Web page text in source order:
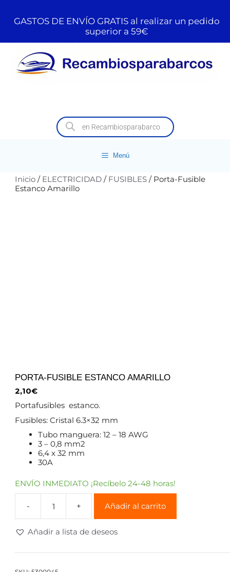
GASTOS DE ENVÍO GRATIS al realizar un pedido
superior a 59€
Menú
Inicio / ELECTRICIDAD / FUSIBLES / Porta-Fusible
Estanco Amarillo
PORTA-FUSIBLE ESTANCO AMARILLO
2,10€
Portafusibles estanco.
Fusibles: Cristal 6.3×32 mm
Tubo manguera: 12 – 18 AWG
3 – 0,8 mm2
6,4 x 32 mm
30A
ENVÍO INMEDIATO ¡Recíbelo 24-48 horas!
Añadir al carrito
Añadir a lista de deseos